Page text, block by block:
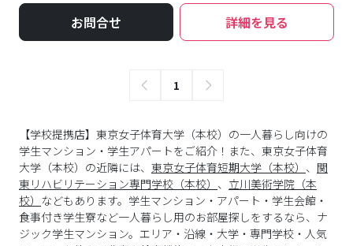
お問合せ 詳細を見る
1
【学校提携店】東京女子体育大学（本校）の一人暮らし向けの
学生マンション・学生アパートをご紹介！また、東京女子体育
大学（本校）の近隣には、 東京女子体育短期大学（本校） 、 関
東リハビリテーション専門学校（本校） 、 立川美術学院（本
校） などもあります。学生マンション・アパート・学生会館・
食事付き学生寮など一人暮らし用のお部屋探しをするなら、ナ
ジック学生マンション。エリア・沿線・大学・専門学校・人気